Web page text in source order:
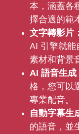
本，涵蓋各
擇合適的範
文字轉影片：
AI 引擎就能
素材和背景
AI 語音生成
格，您可以
專業配音。
自動字幕生
的語音，並